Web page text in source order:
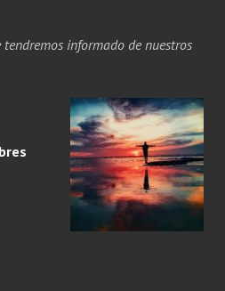
tendremos informado de nuestros